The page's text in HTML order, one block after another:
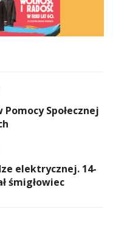
Społecznej
elektrycznej. 14-
śmigłowiec